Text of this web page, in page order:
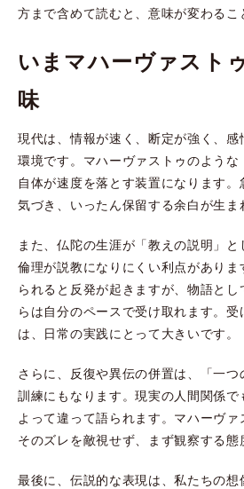
方まで含めて読むと、意味が変わるこ
いまマハーヴァスト
味
現代は、情報が速く、断定が強く、
環境です。マハーヴァストゥのよう
自体が速度を落とす装置になります
気づき、いったん保留する余白が生ま
また、仏陀の生涯が「教えの説明」と
倫理が説教になりにくい利点があり
られると反発が起きますが、物語と
らは自分のペースで受け取れます。受
は、日常の実践にとって大きいです。
さらに、反復や異伝の併置は、「一つ
訓練にもなります。現実の人間関係で
よって違って語られます。マハーヴァ
そのズレを敵視せず、まず観察する態
最後に、伝説的な表現は、私たちの